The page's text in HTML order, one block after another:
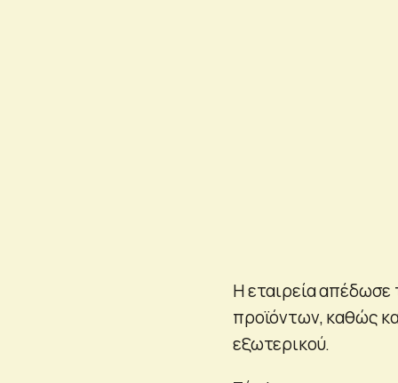
Η εταιρεία απέδωσε
προϊόντων, καθώς
εξωτερικού.